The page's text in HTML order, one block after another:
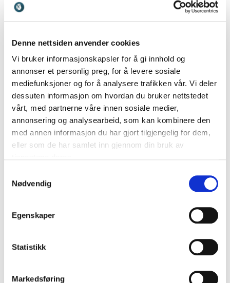
Denne nettsiden anvender cookies
Vi bruker informasjonskapsler for å gi innhold og
annonser et personlig preg, for å levere sosiale
mediefunksjoner og for å analysere trafikken vår. Vi deler
dessuten informasjon om hvordan du bruker nettstedet
vårt, med partnerne våre innen sosiale medier,
annonsering og analysearbeid, som kan kombinere den
med annen informasjon du har gjort tilgjengelig for dem,
eller som de har samlet inn gjennom din bruk av
Nødvendig
Egenskaper
Statistikk
Markedsføring
Sunniva Rose
av 5
Sunniva ga en meget god presentasjon, og mange
opplevde at de gikk ut døren med vesentlig bedre
kunnskap om kjernekraft enn det de hadde da de
kom !
Morten Lindvik
Sunniva Rose
5av5
Vi er svært fornøyde med Sunnivas innlegg på
Vurdert5.00/5 basert på Kundevurderinger